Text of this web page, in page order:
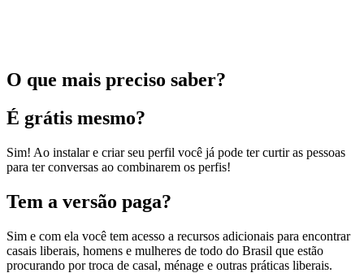
O que mais preciso saber?
É grátis mesmo?
Sim! Ao instalar e criar seu perfil você já pode ter curtir as pessoas
para ter conversas ao combinarem os perfis!
Tem a versão paga?
Sim e com ela você tem acesso a recursos adicionais para encontrar
casais liberais, homens e mulheres de todo do Brasil que estão
procurando por troca de casal, ménage e outras práticas liberais.